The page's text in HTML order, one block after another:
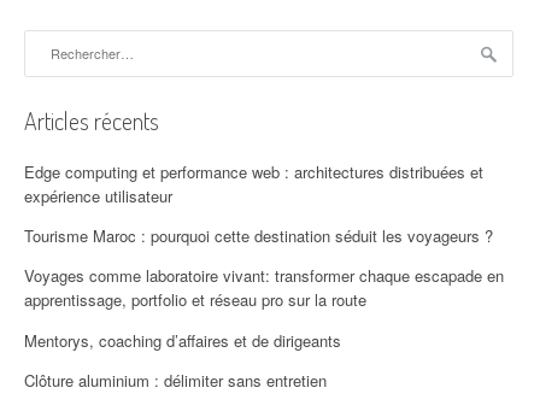
t
i
o
n
d
'
a
r
t
Articles récents
Edge computing et performance web : architectures distribuées et
expérience utilisateur
Tourisme Maroc : pourquoi cette destination séduit les voyageurs ?
Voyages comme laboratoire vivant: transformer chaque escapade en
apprentissage, portfolio et réseau pro sur la route
Mentorys, coaching d’affaires et de dirigeants
Clôture aluminium : délimiter sans entretien